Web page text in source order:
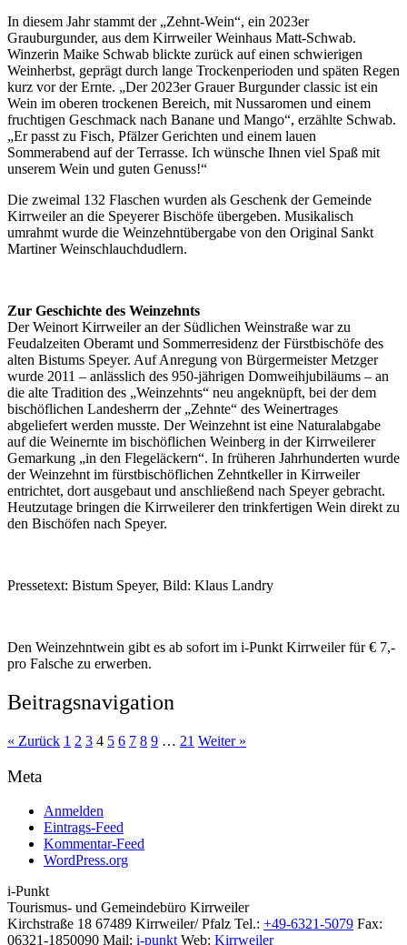
In diesem Jahr stammt der „Zehnt-Wein“, ein 2023er
Grauburgunder, aus dem Kirrweiler Weinhaus Matt-Schwab.
Winzerin Maike Schwab blickte zurück auf einen schwierigen
Weinherbst, geprägt durch lange Trockenperioden und späten Regen
kurz vor der Ernte. „Der 2023er Grauer Burgunder classic ist ein
Wein im oberen trockenen Bereich, mit Nussaromen und einem
fruchtigen Geschmack nach Banane und Mango“, erzählte Schwab.
„Er passt zu Fisch, Pfälzer Gerichten und einem lauen
Sommerabend auf der Terrasse. Ich wünsche Ihnen viel Spaß mit
unserem Wein und guten Genuss!“
Die zweimal 132 Flaschen wurden als Geschenk der Gemeinde
Kirrweiler an die Speyerer Bischöfe übergeben. Musikalisch
umrahmt wurde die Weinzehntübergabe von den Original Sankt
Martiner Weinschlauchdudlern.
Zur Geschichte des Weinzehnts
Der Weinort Kirrweiler an der Südlichen Weinstraße war zu
Feudalzeiten Oberamt und Sommerresidenz der Fürstbischöfe des
alten Bistums Speyer. Auf Anregung von Bürgermeister Metzger
wurde 2011 – anlässlich des 950-jährigen Domweihjubiläums – an
die alte Tradition des „Weinzehnts“ neu angeknüpft, bei der dem
bischöflichen Landesherrn der „Zehnte“ des Weinertrages
abgeliefert werden musste. Der Weinzehnt ist eine Naturalabgabe
auf die Weinernte im bischöflichen Weinberg in der Kirrweilerer
Gemarkung „in den Flegeläckern“. In früheren Jahrhunderten wurde
der Weinzehnt im fürstbischöflichen Zehntkeller in Kirrweiler
entrichtet, dort ausgebaut und anschließend nach Speyer gebracht.
Heutzutage bringen die Kirrweilerer den trinkfertigen Wein direkt zu
den Bischöfen nach Speyer.
Pressetext: Bistum Speyer, Bild: Klaus Landry
Den Weinzehntwein gibt es ab sofort im i-Punkt Kirrweiler für € 7,-
pro Falsche zu erwerben.
Beitragsnavigation
« Zurück 1 2 3 4 5 6 7 8 9 … 21 Weiter »
Meta
Anmelden
Eintrags-Feed
Kommentar-Feed
WordPress.org
i-Punkt
Tourismus- und Gemeindebüro Kirrweiler
Kirchstraße 18 67489 Kirrweiler/ Pfalz Tel.: +49-6321-5079 Fax:
06321-1850090 Mail: i-punkt Web: Kirrweiler